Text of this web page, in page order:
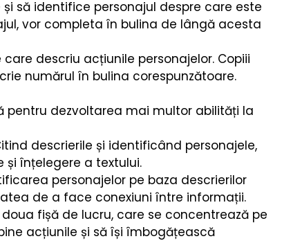
să identifice personajul despre care este
vor completa în bulina de lângă acesta
descriu acțiunile personajelor. Copiii
numărul în bulina corespunzătoare.
dezvoltarea mai multor abilități la
descrierile și identificând personajele,
și înțelegere a textului.
personajelor pe baza descrierilor
de a face conexiuni între informații.
doua fișă de lucru, care se concentrează pe
acțiunile și să își îmbogățească